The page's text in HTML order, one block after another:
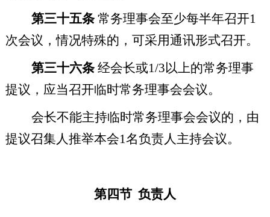
第三十五条常务理事会至少每半年召开1
次会议，情况特殊的，可采用通讯形式召开。
第三十六条经会长或1/3以上的常务理事
提议，应当召开临时常务理事会会议。
会长不能主持临时常务理事会会议的，由
提议召集人推举本会1名负责人主持会议。
第四节 负责人